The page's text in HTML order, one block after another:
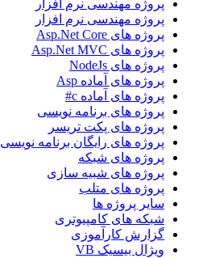
پروژه مهندسی نرم افزار
پروژه مهندسی نرم افزار
پروژه های Asp.Net Core
پروژه های Asp.Net MVC
پروژه های NodeJs
پروژه های آماده Asp
پروژه های آماده c#
پروژه های برنامه نویسی
پروژه های پکت تریسر
پروژه های رایگان برنامه نویسی
پروژه های شبکه
پروژه های شبیه سازی
پروژه های متلب
سایر پروژه ها
شبکه های کامپیوتری
گزارش کارآموزی
ویژال بیسیک VB